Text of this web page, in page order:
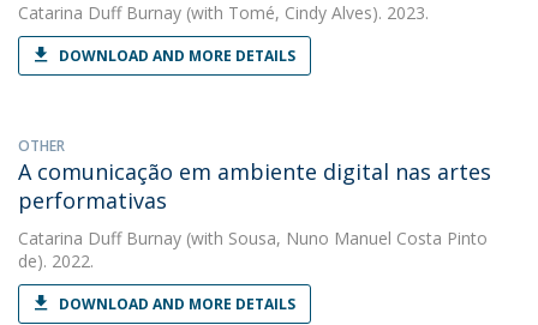
Catarina Duff Burnay (with Tomé, Cindy Alves). 2023.
DOWNLOAD AND MORE DETAILS
OTHER
A comunicação em ambiente digital nas artes
performativas
Catarina Duff Burnay (with Sousa, Nuno Manuel Costa Pinto
de). 2022.
DOWNLOAD AND MORE DETAILS